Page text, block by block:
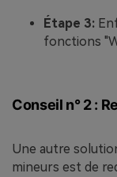
Étape 3:
fonctions
Conseil n° 2 :
Une autre
mineurs est de